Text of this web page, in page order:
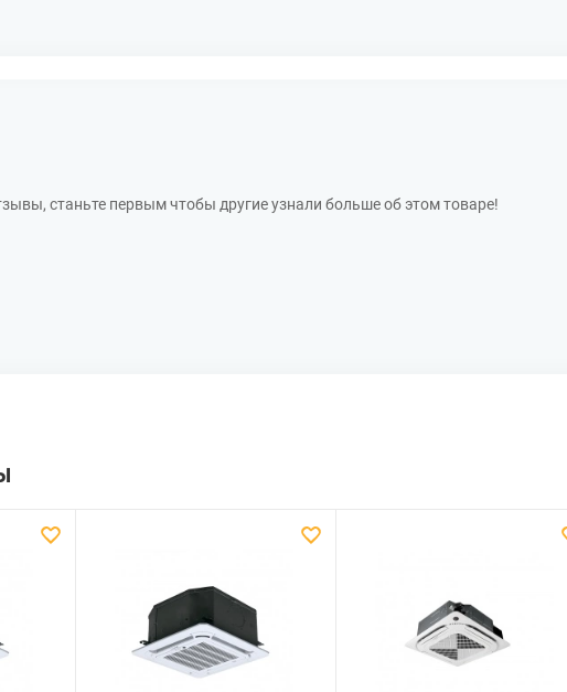
станьте первым чтобы другие узнали больше об этом товаре!